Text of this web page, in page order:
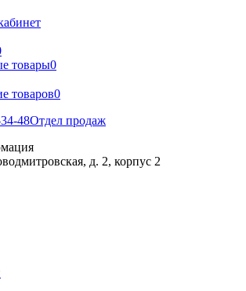
товары0
товаров0
48Отдел продаж
д. 2, корпус 2